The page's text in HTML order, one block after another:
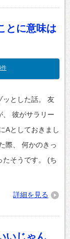
とに意味は
件
ッとした話。 友
、 彼がサラリー
Aとしておきまし
際、 何かのきっ
たそうです。 (ち
詳細を見る
いじゃん